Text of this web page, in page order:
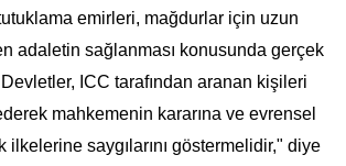
emirleri, mağdurlar için uzun
adaletin sağlanması konusunda gerçek
ICC tarafından aranan kişileri
mahkemenin kararına ve evrensel
ilkelerine saygılarını göstermelidir," diye